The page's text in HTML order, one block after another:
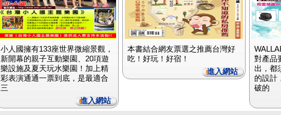
小人國擁有133座世界微縮景觀，
新開幕的親子互動樂園、20項遊
樂設施及夏天玩水樂園！加上精
彩表演通通一票到底，是最適合
三
進入網站
本書結合網友票選之推薦台灣好
吃！好玩！好宿！
進入網站
對產品
出，都
的設計
破的